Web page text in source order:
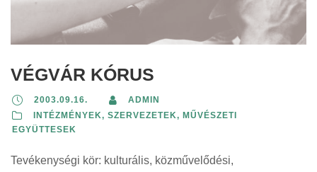
VÉGVÁR KÓRUS
2003.09.16.
ADMIN
INTÉZMÉNYEK, SZERVEZETEK, MŰVÉSZETI
EGYÜTTESEK
Tevékenységi kör: kulturális, közművelődési,